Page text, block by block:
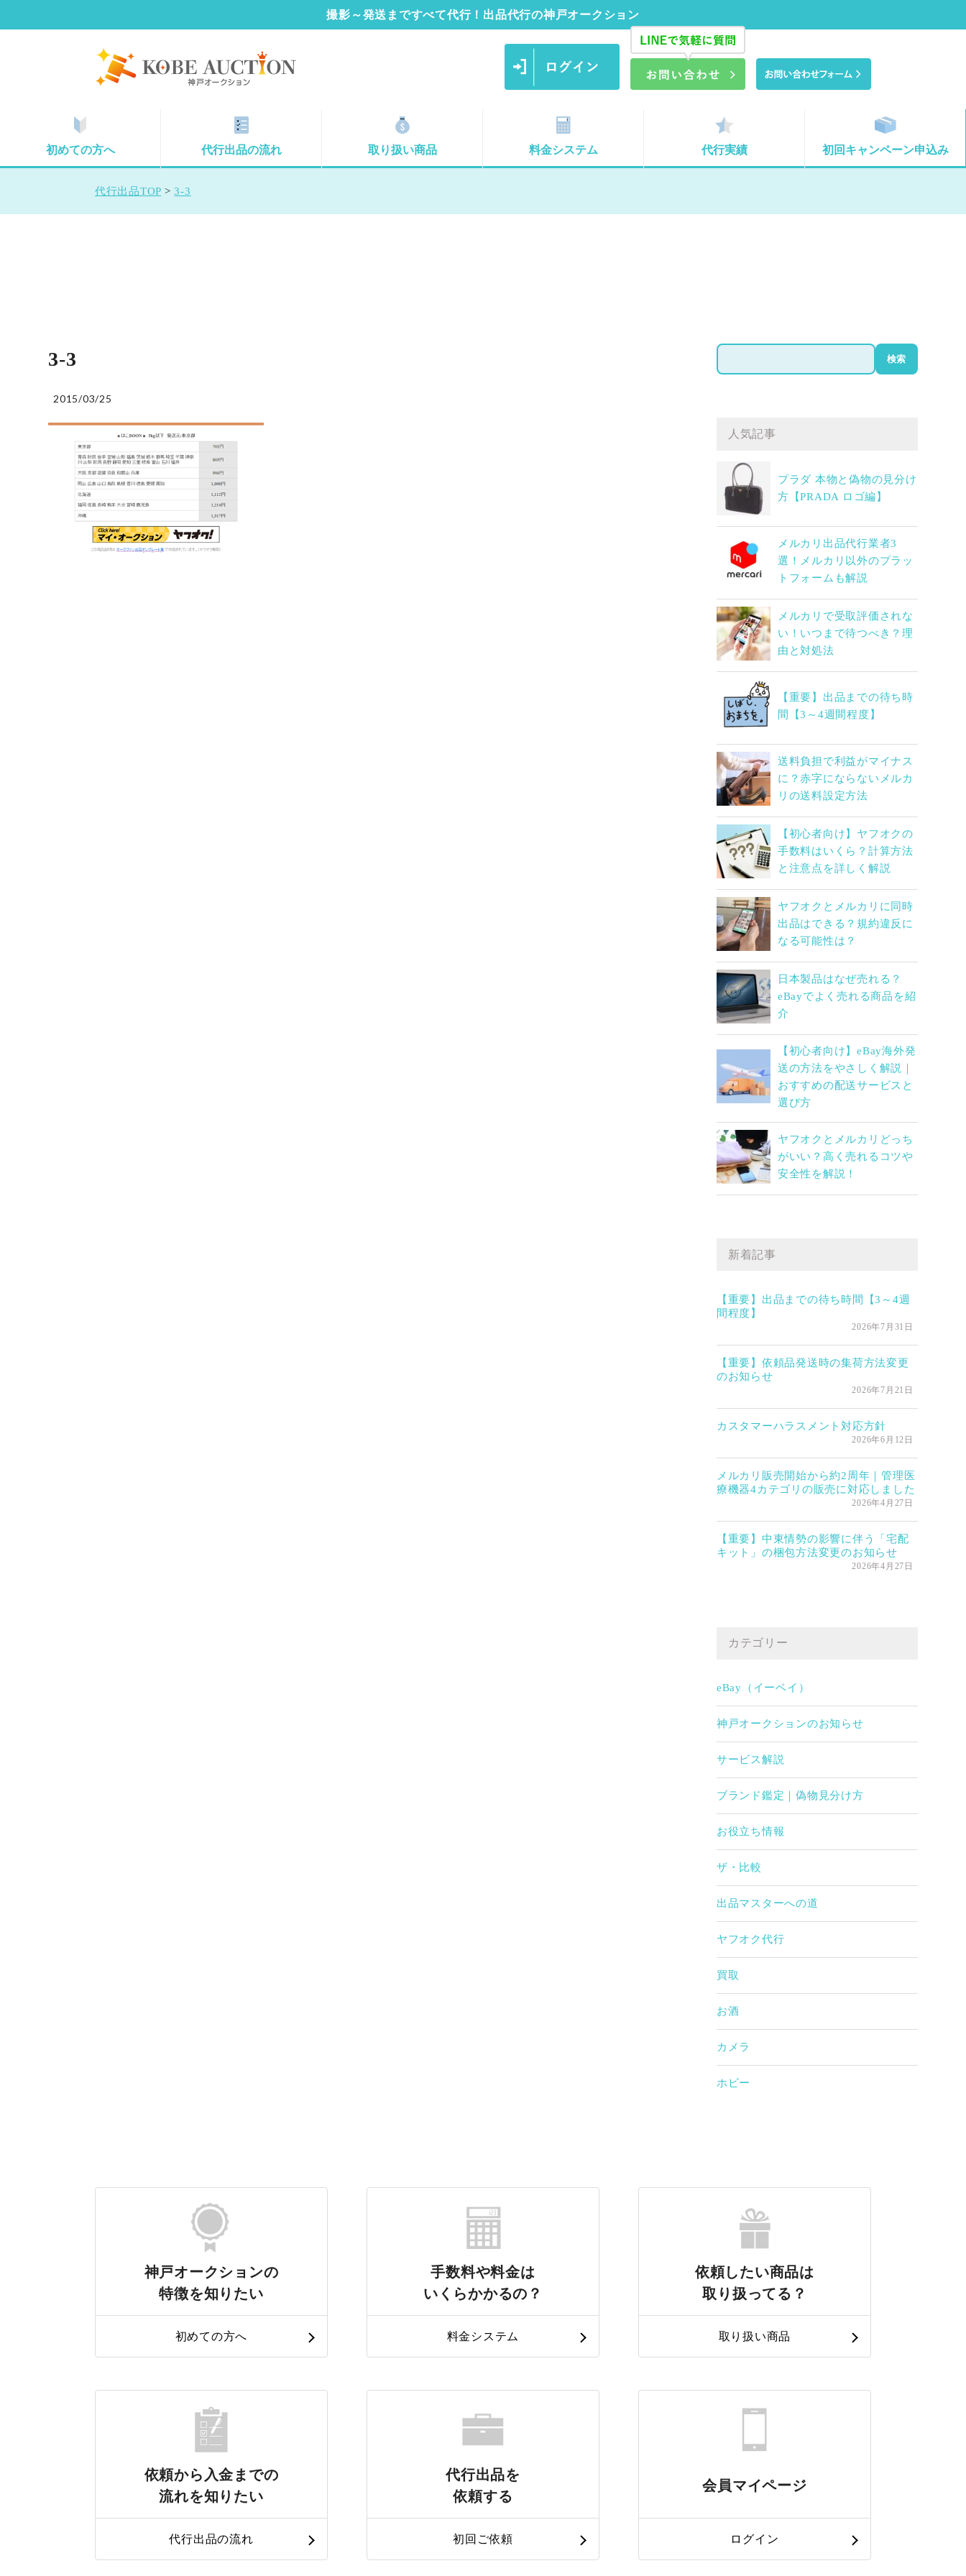
撮影～発送まですべて代行！出品代行の神戸オークション
初めての方へ 代行出品の流れ 取り扱い商品 料金システム 代行実績 初回キャンペーン申込み
代行出品TOP >3-3
3-3
2015/03/25
検
索
検索
人気記事
プラダ 本物と偽物の見分け
方【PRADA ロゴ編】
メルカリ出品代行業者3
選！メルカリ以外のプラッ
トフォームも解説
メルカリで受取評価されな
い！いつまで待つべき？理
由と対処法
【重要】出品までの待ち時
間【3～4週間程度】
送料負担で利益がマイナス
に？赤字にならないメルカ
リの送料設定方法
【初心者向け】ヤフオクの
手数料はいくら？計算方法
と注意点を詳しく解説
ヤフオクとメルカリに同時
出品はできる？規約違反に
なる可能性は？
日本製品はなぜ売れる？
eBayでよく売れる商品を紹
介
【初心者向け】eBay海外発
送の方法をやさしく解説｜
おすすめの配送サービスと
選び方
ヤフオクとメルカリどっち
がいい？高く売れるコツや
安全性を解説！
新着記事
【重要】出品までの待ち時間【3～4週
間程度】
2026年7月31日
【重要】依頼品発送時の集荷方法変更
のお知らせ
2026年7月21日
カスタマーハラスメント対応方針
2026年6月12日
メルカリ販売開始から約2周年｜管理医
療機器4カテゴリの販売に対応しました
2026年4月27日
【重要】中東情勢の影響に伴う「宅配
キット」の梱包方法変更のお知らせ
2026年4月27日
カテゴリー
eBay（イーベイ）
神戸オークションのお知らせ
サービス解説
ブランド鑑定｜偽物見分け方
お役立ち情報
ザ・比較
出品マスターへの道
ヤフオク代行
買取
お酒
カメラ
ホビー
神戸オークションの
特徴を知りたい
初めての方へ
手数料や料金は
いくらかかるの？
料金システム
依頼したい商品は
取り扱ってる？
取り扱い商品
依頼から入金までの
流れを知りたい
代行出品の流れ
代行出品を
依頼する
初回ご依頼
会員マイページ
ログイン